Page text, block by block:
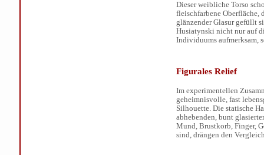
Dieser weibliche Torso
fleischfarbene Oberfläche,
glänzender Glasur gefüllt
Husiatynski nicht nur auf
Individuums aufmerksam,
Figurales Relief
Im experimentellen
geheimnisvolle, fast
Silhouette. Die statische
abhebenden, bunt
Mund, Brustkorb, Finger,
sind, drängen den